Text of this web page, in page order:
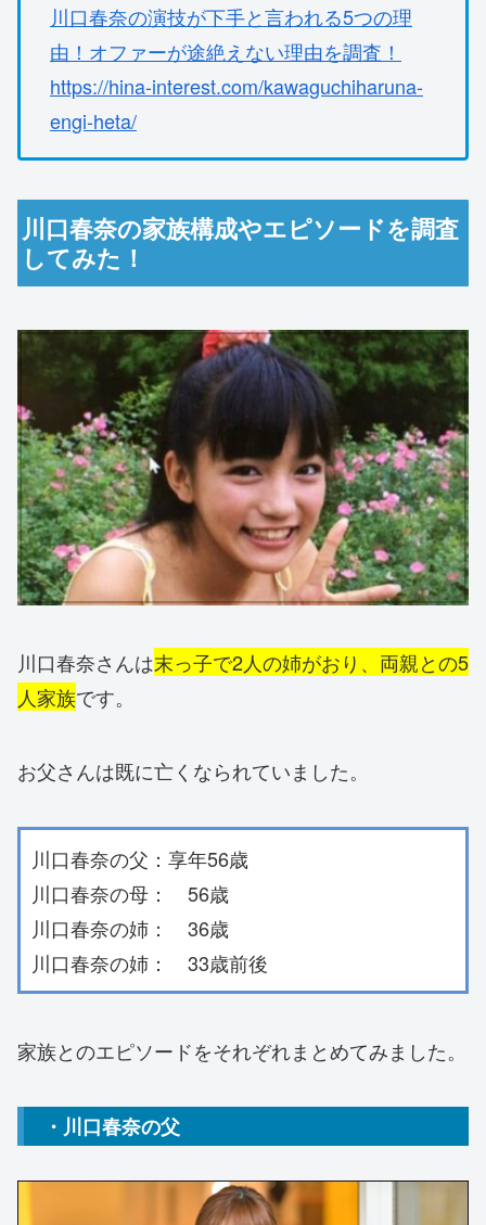
川口春奈の演技が下手と言われる5つの理
由！オファーが途絶えない理由を調査！
https://hina-interest.com/kawaguchiharuna-
engi-heta/
川口春奈の家族構成やエピソードを調査
してみた！
川口春奈さんは末っ子で2人の姉がおり、両親との5
人家族です。
お父さんは既に亡くなられていました。
川口春奈の父：享年56歳
川口春奈の母： 56歳
川口春奈の姉： 36歳
川口春奈の姉： 33歳前後
家族とのエピソードをそれぞれまとめてみました。
・川口春奈の父